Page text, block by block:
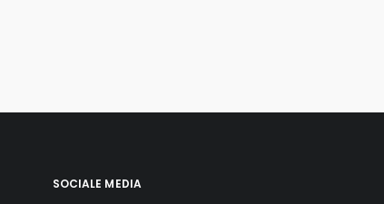
SOCIALE MEDIA